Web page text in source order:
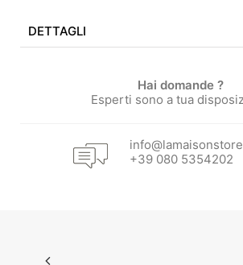
59,00 €. 50,15 €.
DETTAGLI
Hai domande ?
Esperti sono a tua
+39 080 5354202